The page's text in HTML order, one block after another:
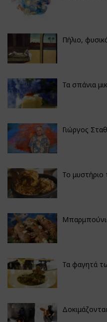
Πήλιο,
Τα σπάνια
Γιώργος
Το μυστήριο
Τα φαγητά